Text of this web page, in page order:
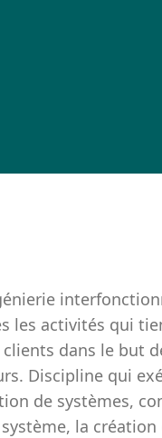
les activités qui
dans le but
Discipline qui
de systèmes,
la création